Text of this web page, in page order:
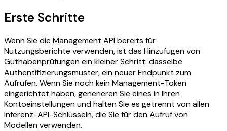
Erste Schritte
Wenn Sie die Management API bereits für
Nutzungsberichte verwenden, ist das Hinzufügen von
Guthabenprüfungen ein kleiner Schritt: dasselbe
Authentifizierungsmuster, ein neuer Endpunkt zum
Aufrufen. Wenn Sie noch kein Management-Token
eingerichtet haben, generieren Sie eines in Ihren
Kontoeinstellungen und halten Sie es getrennt von allen
Inferenz-API-Schlüsseln, die Sie für den Aufruf von
Modellen verwenden.